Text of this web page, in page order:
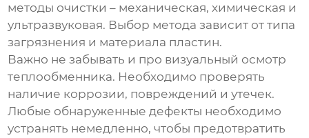
методы очистки – механическая, химическая и
ультразвуковая. Выбор метода зависит от типа
загрязнения и материала пластин.
Важно не забывать и про визуальный осмотр
теплообменника. Необходимо проверять
наличие коррозии, повреждений и утечек.
Любые обнаруженные дефекты необходимо
устранять немедленно, чтобы предотвратить